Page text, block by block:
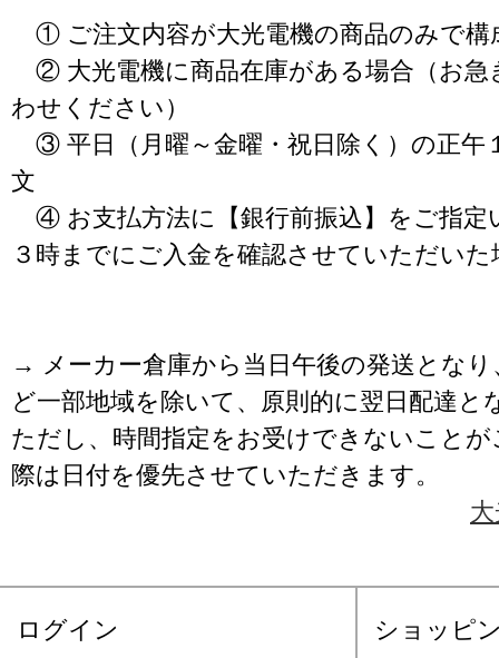
① ご注文内容が大光電機の商品のみで構
② 大光電機に商品在庫がある場合（お急
わせください）
③ 平日（月曜～金曜・祝日除く）の正午
文
④ お支払方法に【銀行前振込】をご指定
３時までにご入金を確認させていただいた
→ メーカー倉庫から当日午後の発送となり
ど一部地域を除いて、原則的に翌日配達と
ただし、時間指定をお受けできないこと
際は日付を優先させていただきます。
ログイン ショッピ